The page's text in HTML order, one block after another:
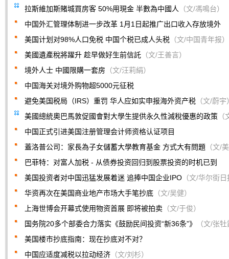
拉斯維加斯賭城買房客 50%用現金 半數為中國人
（文/馮鳴台）
中国外汇管理体制进一步改革 1月1日起推广出口收入存放境外
美国计划对98%人口免税 中国个税已成人头税 （文/中国青年报）
美國遺產稅將躍升 趁早做好生前信託 （文/王善言）
境外人士 中國限購一套房 （文/汪莉絹）
中国海关对境外购物超5000元征税
避免美国税局（IRS）重罚 华人应如实申报海外资产税 （文/蔚宇
美國總統奧巴馬敦促國會對大學生提供永久性減稅優惠的政策
中国正式引进美国注册管理会计师资格认证项目
蓋洛普公司：家長為子女儲蓄大學教育基金 方式大有問題 （文/
巴菲特：对富人加税 - 从债券投资回归到股票投资的时机已到
美国投资者对中国迅猛发展着迷 追捧中国企业IPO （文/华尔街
华资再次在美国商业地产市场大手笔抄底 （文/吴健）
上海世博会开幕式使用物资首展 即将被拍卖 （文/于俊）
国务院20多个部委合力落实《鼓励民间投资“新36条”》
（文/张
美国楼市抄底指南：现在抄底对不对？
中国应适度减税以拉动经济 （文/刘杉）